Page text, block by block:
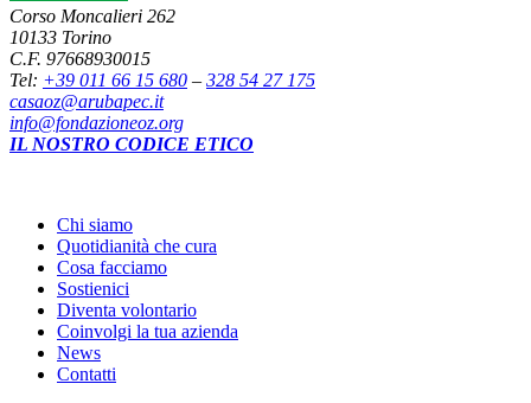
Corso Moncalieri 262
10133 Torino
C.F. 97668930015
Tel: +39 011 66 15 680 – 328 54 27 175
casaoz@arubapec.it
info@fondazioneoz.org
IL NOSTRO CODICE ETICO
Chi siamo
Quotidianità che cura
Cosa facciamo
Sostienici
Diventa volontario
Coinvolgi la tua azienda
News
Contatti